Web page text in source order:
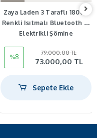
Zaya Laden 3 Taraflı 180cm
Renkli Isıtmalı Bluetooth lu
Elektrikli Şömine
%8
79.000,00 TL
73.000,00 TL
Sepete Ekle